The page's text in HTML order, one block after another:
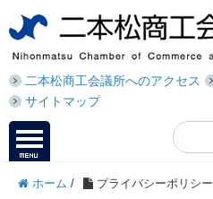
二本松商工会議所へのアクセス
サイトマップ
ホーム / プライバシーポリシー